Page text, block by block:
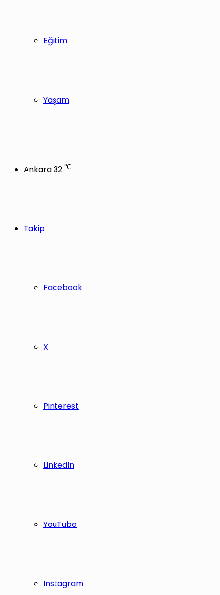
Eğitim
Yaşam
Ankara32 ℃
Takip
Facebook
X
Pinterest
LinkedIn
YouTube
Instagram